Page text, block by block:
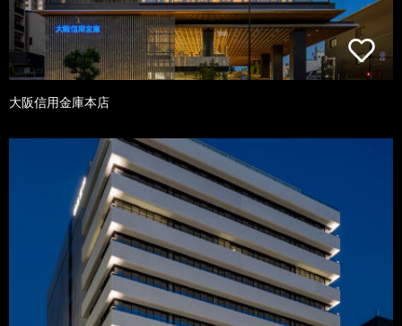
大阪信用金庫本店